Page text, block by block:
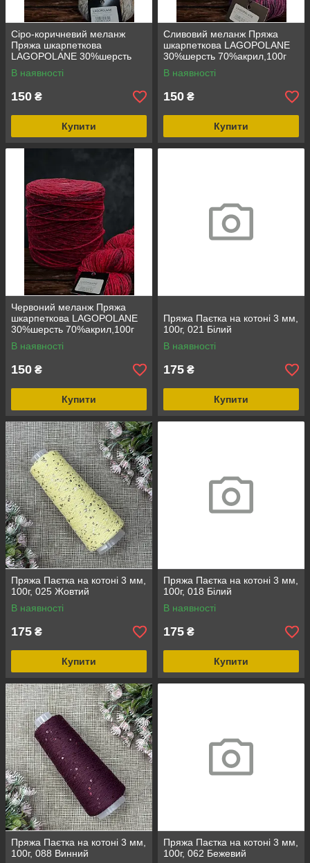
Сіро-коричневий меланж
Пряжа шкарпеткова
LAGOPOLANE 30%шерсть
70%акрил,100г
В наявності
150 ₴
Купити
Сливовий меланж Пряжа
шкарпеткова LAGOPOLANE
30%шерсть 70%акрил,100г
В наявності
150 ₴
Купити
Червоний меланж Пряжа
шкарпеткова LAGOPOLANE
30%шерсть 70%акрил,100г
В наявності
150 ₴
Купити
Пряжа Паєтка на котоні 3 мм,
100г, 021 Білий
В наявності
175 ₴
Купити
Пряжа Паєтка на котоні 3 мм,
100г, 025 Жовтий
В наявності
175 ₴
Купити
Пряжа Паєтка на котоні 3 мм,
100г, 018 Білий
В наявності
175 ₴
Купити
Пряжа Паєтка на котоні 3 мм,
100г, 088 Винний
Пряжа Паєтка на котоні 3 мм,
100г, 062 Бежевий